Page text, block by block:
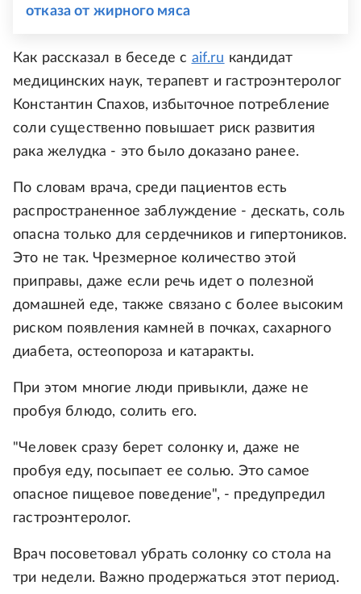
отказа от жирного мяса
Как рассказал в беседе с aif.ru кандидат
медицинских наук, терапевт и гастроэнтеролог
Константин Спахов, избыточное потребление
соли существенно повышает риск развития
рака желудка - это было доказано ранее.
По словам врача, среди пациентов есть
распространенное заблуждение - дескать, соль
опасна только для сердечников и гипертоников.
Это не так. Чрезмерное количество этой
приправы, даже если речь идет о полезной
домашней еде, также связано с более высоким
риском появления камней в почках, сахарного
диабета, остеопороза и катаракты.
При этом многие люди привыкли, даже не
пробуя блюдо, солить его.
"Человек сразу берет солонку и, даже не
пробуя еду, посыпает ее солью. Это самое
опасное пищевое поведение", - предупредил
гастроэнтеролог.
Врач посоветовал убрать солонку со стола на
три недели. Важно продержаться этот период.